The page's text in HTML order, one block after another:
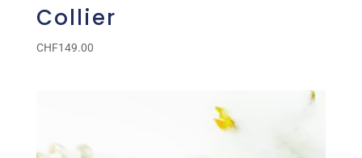
Collier
CHF149.00